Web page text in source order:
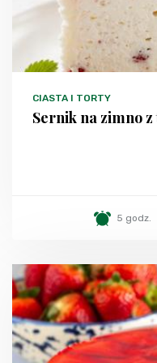
CIASTA I TORTY
Sernik na zimno
5 godz.